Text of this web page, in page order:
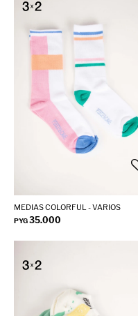
MEDIAS COLORFUL - VARIOS
PYG35.000